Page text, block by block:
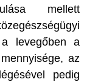
mellett
levegőben a
az
pedig